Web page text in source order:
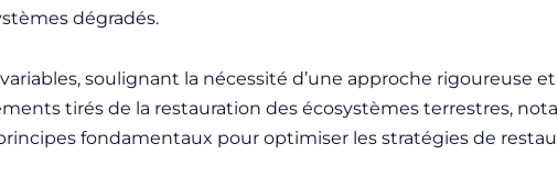
dégradés.
soulignant la nécessité d’une approche rigoureuse
tirés de la restauration des écosystèmes terrestres,
fondamentaux pour optimiser les stratégies de